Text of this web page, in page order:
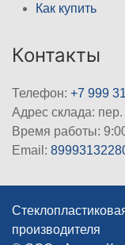
Как купить
Контакты
Телефон: +7 999
Адрес склада:
Время работы:
Email:
производителя